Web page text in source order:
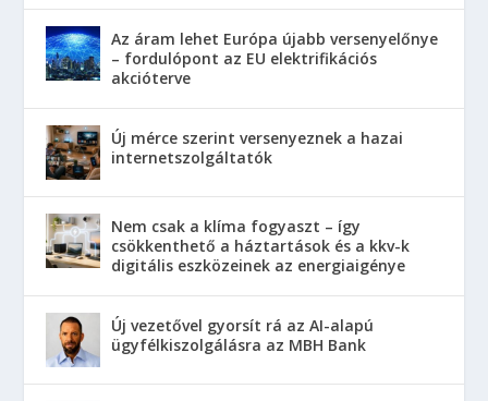
Az áram lehet Európa újabb versenyelőnye
– fordulópont az EU elektrifikációs
akcióterve
Új mérce szerint versenyeznek a hazai
internetszolgáltatók
Nem csak a klíma fogyaszt – így
csökkenthető a háztartások és a kkv-k
digitális eszközeinek az energiaigénye
Új vezetővel gyorsít rá az AI-alapú
ügyfélkiszolgálásra az MBH Bank